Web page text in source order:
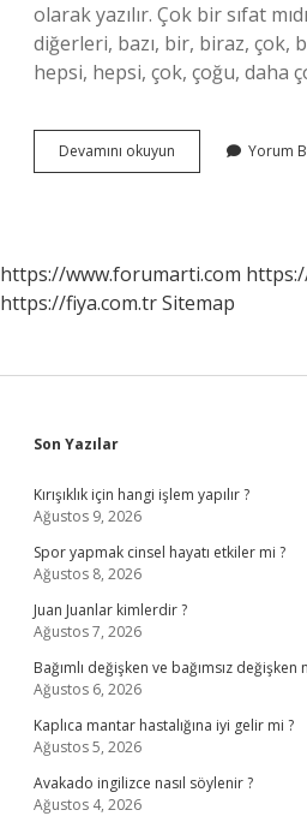
olarak yazılır. Çok bir sıfat
diğerleri, bazı, bir, biraz, çok,
hepsi, hepsi, çok, çoğu, daha
Devamını okuyun
Çok
Yorum
https://www.forumarti.com
https://fiya.com.trSitemap
Sidebar
Son Yazılar
Kırışıklık için hangi işlem yapılır ?
Ağustos 9, 2026
Spor yapmak cinsel hayatı etkiler mi ?
Ağustos 8, 2026
Juan Juanlar kimlerdir ?
Ağustos 7, 2026
Bağımlı değişken ve bağımsız değişken
Ağustos 6, 2026
Kaplıca mantar hastalığına iyi gelir mi ?
Ağustos 5, 2026
Avakado ingilizce nasıl söylenir ?
Ağustos 4, 2026